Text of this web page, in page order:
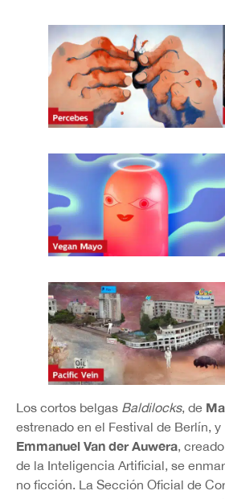
Los cortos belgas Baldilocks, de
estrenado en el Festival de Berlín, y
Emmanuel Van der Auwera,
de la Inteligencia Artificial, se
no ficción. La Sección Oficial de